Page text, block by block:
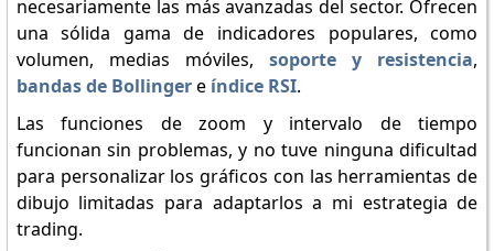
necesariamente las más avanzadas del sector. Ofrecen
una sólida gama de indicadores populares, como
volumen, medias móviles,soporte y resistencia,
bandas de Bollingere índice RSI.
Las funciones de zoom y intervalo de tiempo
funcionan sin problemas, y no tuve ninguna dificultad
para personalizar los gráficos con las herramientas de
dibujo limitadas para adaptarlos a mi estrategia de
trading.